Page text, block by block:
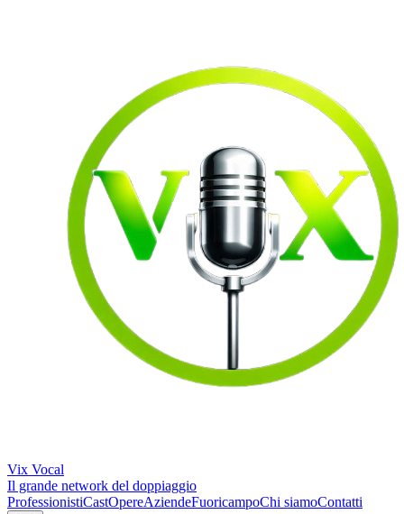
Vix Vocal
Il grande network del doppiaggio
ProfessionistiCastOpereAziendeFuoricampoChi siamoContatti